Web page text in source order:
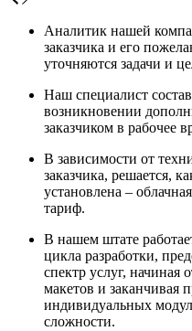
Аналитик нашей
заказчика и его
уточняются задачи и
Наш специалист
возникновении
заказчиком в рабочее
В зависимости от
заказчика, решается,
установлена –
тариф.
В нашем штате
цикла разработки,
спектр услуг, начиная
макетов и заканчивая
индивидуальных
сложности.